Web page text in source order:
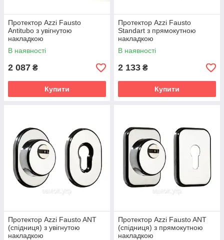
Протектор Azzi Fausto
Antitubo з увігнутою
накладкою
В наявності
2 087 ₴
Купити
Протектор Azzi Fausto
Standart з прямокутною
накладкою
В наявності
2 133 ₴
Купити
Протектор Azzi Fausto ANT
(спідниця) з увігнутою
накладкою
Протектор Azzi Fausto ANT
(спідниця) з прямокутною
накладкою